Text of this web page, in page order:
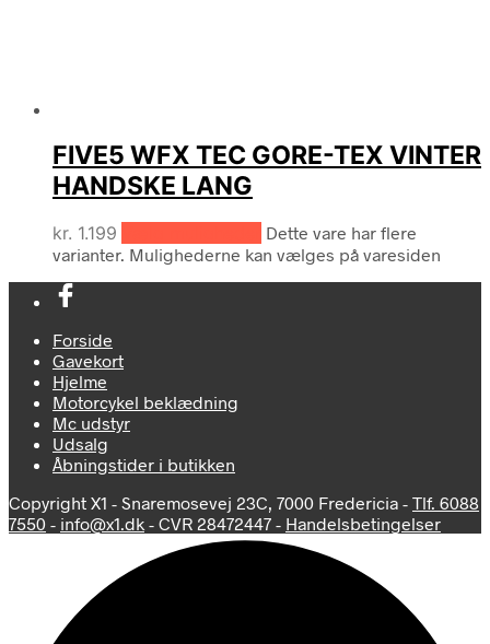
FIVE5 WFX TEC GORE-TEX VINTER
HANDSKE LANG
kr. 1.199
Dette vare har flere
varianter. Mulighederne kan vælges på varesiden
Forside
Gavekort
Hjelme
Motorcykel beklædning
Mc udstyr
Udsalg
Åbningstider i butikken
Copyright X1 - Snaremosevej 23C, 7000 Fredericia - Tlf. 6088
7550 - info@x1.dk - CVR 28472447 - Handelsbetingelser